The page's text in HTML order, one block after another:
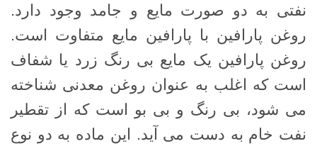
نفتی به دو صورت مایع و جامد وجود دارد.
روغن پارافین با پارافین مایع متفاوت است.
روغن پارافین یک مایع بی رنگ زرد یا شفاف
است که اغلب به عنوان روغن معدنی شناخته
می شود، بی رنگ و بی بو است که از تقطیر
نفت خام به دست می آید. این ماده به دو نوع